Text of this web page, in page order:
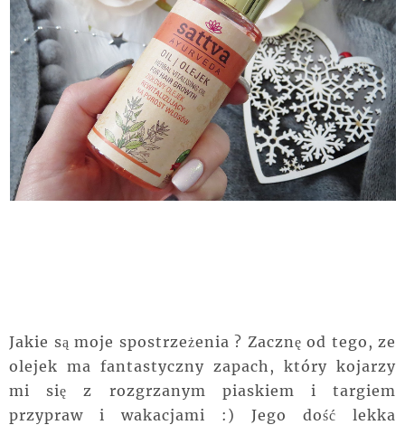
Jakie są moje spostrzeżenia ? Zacznę od tego, ze
olejek ma fantastyczny zapach, który kojarzy
mi się z rozgrzanym piaskiem i targiem
przypraw i wakacjami :) Jego dość lekka